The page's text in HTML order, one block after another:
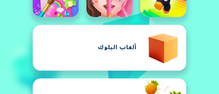
ألعاب البلوك